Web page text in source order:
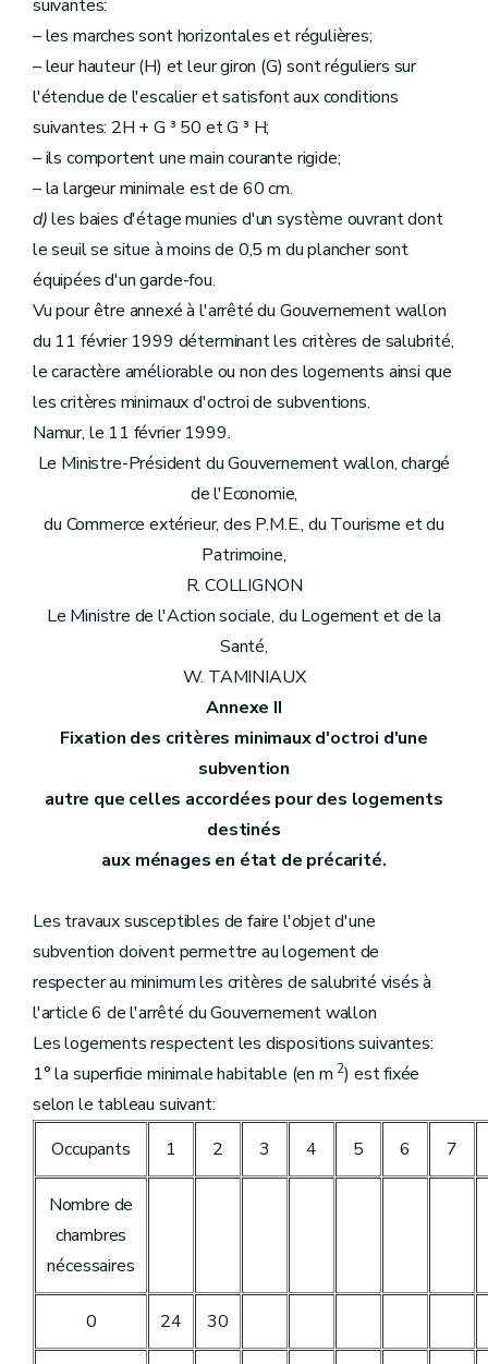
suivantes:
– les marches sont horizontales et régulières;
– leur hauteur (H) et leur giron (G) sont réguliers sur
l'étendue de l'escalier et satisfont aux conditions
suivantes: 2H + G ³ 50 et G ³ H;
– ils comportent une main courante rigide;
– la largeur minimale est de 60 cm.
d)les baies d'étage munies d'un système ouvrant dont
le seuil se situe à moins de 0,5 m du plancher sont
équipées d'un garde-fou.
Vu pour être annexé à l'arrêté du Gouvernement wallon
du 11 février 1999 déterminant les critères de salubrité,
le caractère améliorable ou non des logements ainsi que
les critères minimaux d'octroi de subventions.
Namur, le 11 février 1999.
Le Ministre-Président du Gouvernement wallon, chargé
de l'Economie,
du Commerce extérieur, des P.M.E., du Tourisme et du
Patrimoine,
R. COLLIGNON
Le Ministre de l'Action sociale, du Logement et de la
Santé,
W. TAMINIAUX
Annexe II
Fixation des critères minimaux d'octroi d'une
subvention
autre que celles accordées pour des logements
destinés
aux ménages en état de précarité.
Les travaux susceptibles de faire l'objet d'une
subvention doivent permettre au logement de
respecter au minimum les critères de salubrité visés à
l'article 6 de l'arrêté du Gouvernement wallon
Les logements respectent les dispositions suivantes:
1° la superficie minimale habitable (en m 2) est fixée
selon le tableau suivant:
Occupants
1 2 3 4 5 6 7
Nombre de
chambres
nécessaires
0 24 30